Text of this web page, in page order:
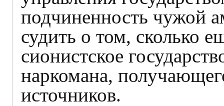
подчиненность чужой
судить о том, сколько
сионистское
наркомана,
источников.